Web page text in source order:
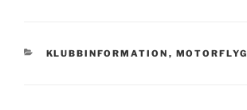
KATEGORIER
KLUBBINFORMATION , MOTORFLYG